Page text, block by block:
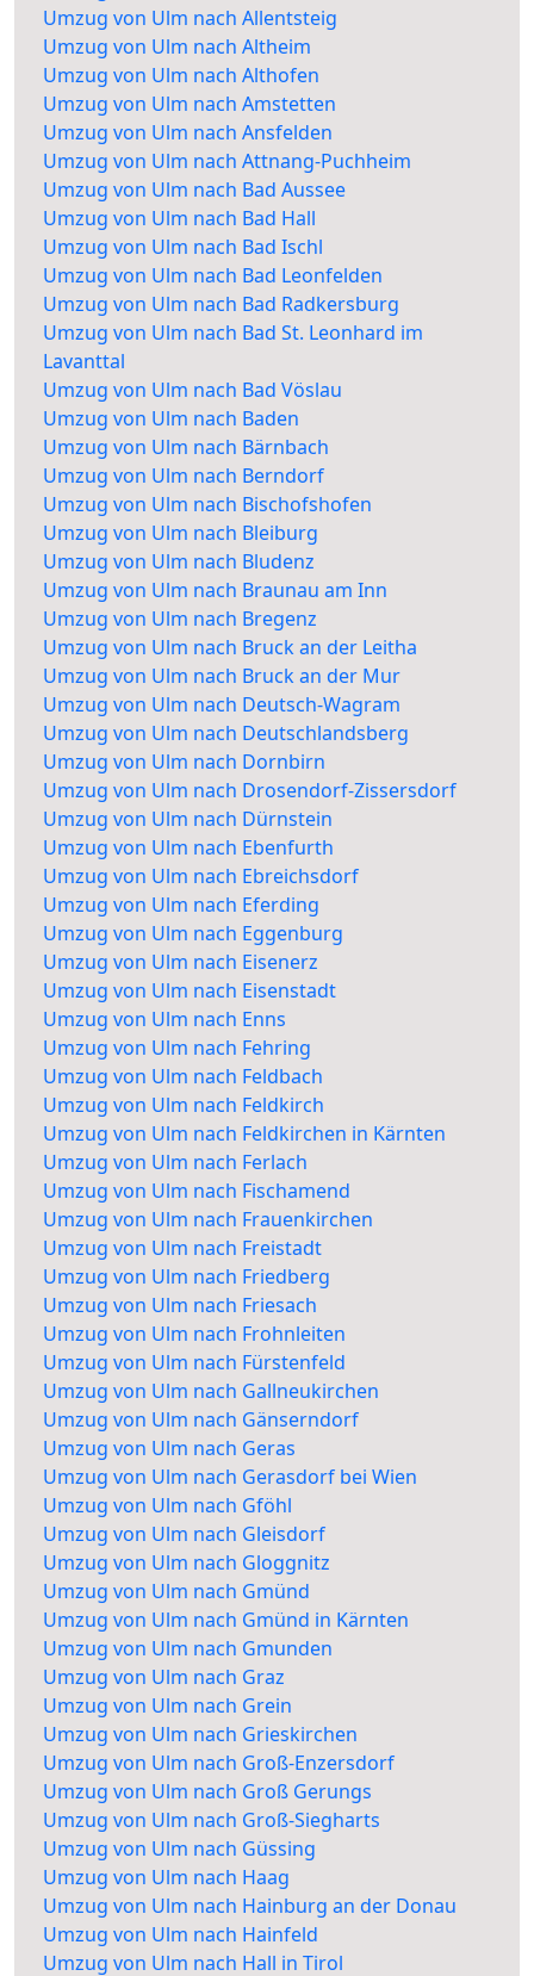
Umzug von Ulm nach Allentsteig
Umzug von Ulm nach Altheim
Umzug von Ulm nach Althofen
Umzug von Ulm nach Amstetten
Umzug von Ulm nach Ansfelden
Umzug von Ulm nach Attnang-Puchheim
Umzug von Ulm nach Bad Aussee
Umzug von Ulm nach Bad Hall
Umzug von Ulm nach Bad Ischl
Umzug von Ulm nach Bad Leonfelden
Umzug von Ulm nach Bad Radkersburg
Umzug von Ulm nach Bad St. Leonhard im
Lavanttal
Umzug von Ulm nach Bad Vöslau
Umzug von Ulm nach Baden
Umzug von Ulm nach Bärnbach
Umzug von Ulm nach Berndorf
Umzug von Ulm nach Bischofshofen
Umzug von Ulm nach Bleiburg
Umzug von Ulm nach Bludenz
Umzug von Ulm nach Braunau am Inn
Umzug von Ulm nach Bregenz
Umzug von Ulm nach Bruck an der Leitha
Umzug von Ulm nach Bruck an der Mur
Umzug von Ulm nach Deutsch-Wagram
Umzug von Ulm nach Deutschlandsberg
Umzug von Ulm nach Dornbirn
Umzug von Ulm nach Drosendorf-Zissersdorf
Umzug von Ulm nach Dürnstein
Umzug von Ulm nach Ebenfurth
Umzug von Ulm nach Ebreichsdorf
Umzug von Ulm nach Eferding
Umzug von Ulm nach Eggenburg
Umzug von Ulm nach Eisenerz
Umzug von Ulm nach Eisenstadt
Umzug von Ulm nach Enns
Umzug von Ulm nach Fehring
Umzug von Ulm nach Feldbach
Umzug von Ulm nach Feldkirch
Umzug von Ulm nach Feldkirchen in Kärnten
Umzug von Ulm nach Ferlach
Umzug von Ulm nach Fischamend
Umzug von Ulm nach Frauenkirchen
Umzug von Ulm nach Freistadt
Umzug von Ulm nach Friedberg
Umzug von Ulm nach Friesach
Umzug von Ulm nach Frohnleiten
Umzug von Ulm nach Fürstenfeld
Umzug von Ulm nach Gallneukirchen
Umzug von Ulm nach Gänserndorf
Umzug von Ulm nach Geras
Umzug von Ulm nach Gerasdorf bei Wien
Umzug von Ulm nach Gföhl
Umzug von Ulm nach Gleisdorf
Umzug von Ulm nach Gloggnitz
Umzug von Ulm nach Gmünd
Umzug von Ulm nach Gmünd in Kärnten
Umzug von Ulm nach Gmunden
Umzug von Ulm nach Graz
Umzug von Ulm nach Grein
Umzug von Ulm nach Grieskirchen
Umzug von Ulm nach Groß-Enzersdorf
Umzug von Ulm nach Groß Gerungs
Umzug von Ulm nach Groß-Siegharts
Umzug von Ulm nach Güssing
Umzug von Ulm nach Haag
Umzug von Ulm nach Hainburg an der Donau
Umzug von Ulm nach Hainfeld
Umzug von Ulm nach Hall in Tirol